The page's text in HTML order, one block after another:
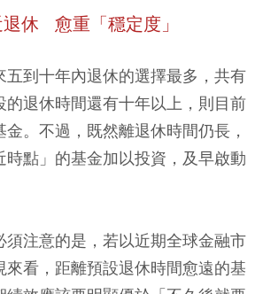
休 愈重「穩定度」
五到十年內退休的選擇最多，共有
的退休時間還有十年以上，則目前
。不過，既然離退休時間仍長，
時點」的基金加以投資，及早啟動
須注意的是，若以近期全球金融市
來看，距離預設退休時間愈遠的基